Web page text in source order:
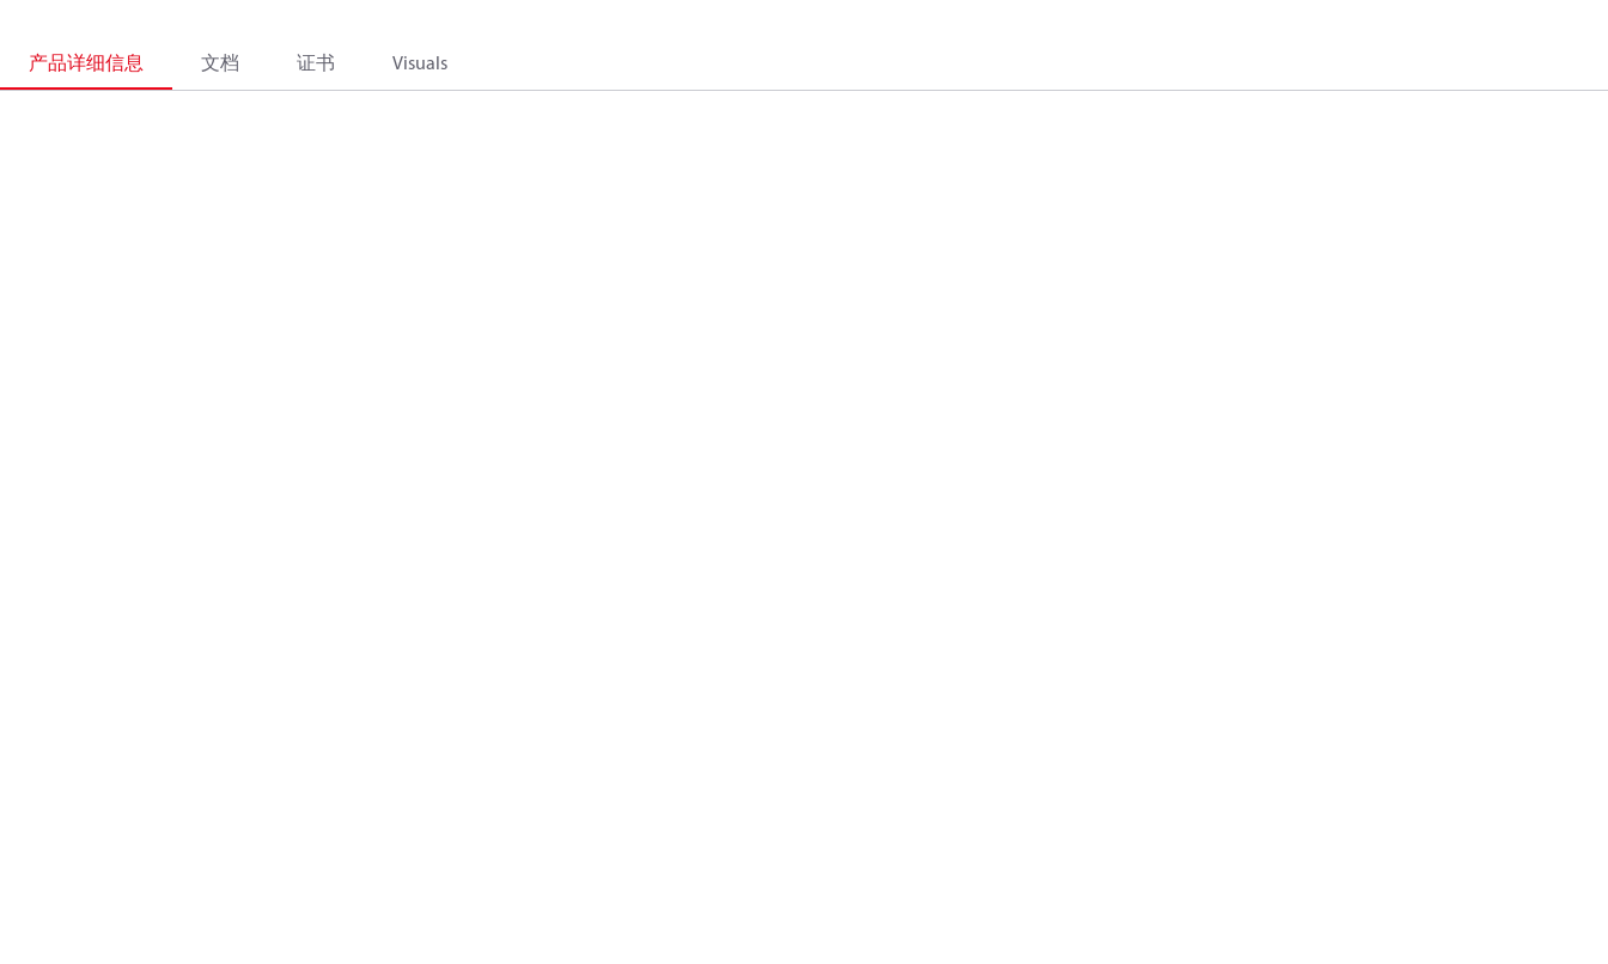
产品详细信息 文档 证书 Visuals